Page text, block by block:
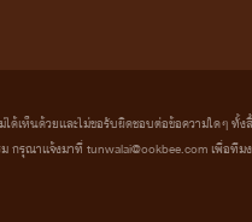
ได้เห็นด้วยและไม่ขอรับผิดชอบต่อข้อความใดๆ ทั้
รุณาแจ้งมาที่ tunwalai@ookbee.com เพื่อทีมง